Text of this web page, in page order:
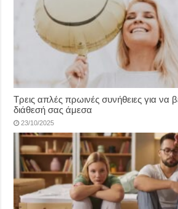
Τρεις απλές πρωινές συνήθειες για να
διάθεσή σας άμεσα
23/10/2025